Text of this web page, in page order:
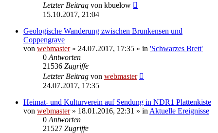
Letzter Beitrag von kbuelow
15.10.2017, 21:04
Geologische Wanderung zwischen Brunkensen und
Coppengrave
von webmaster» 24.07.2017, 17:35 » in 'Schwarzes Brett'
0 Antworten
21536 Zugriffe
Letzter Beitrag von webmaster
24.07.2017, 17:35
Heimat- und Kulturverein auf Sendung in NDR1 Plattenkiste
von webmaster» 18.01.2016, 22:31 » in Aktuelle Ereignisse
0 Antworten
21527 Zugriffe